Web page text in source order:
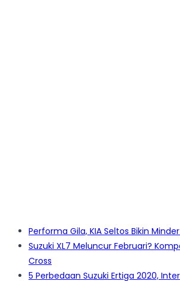
Performa Gila, KIA Seltos Bikin
Suzuki XL7 Meluncur Februari?
Cross
5 Perbedaan Suzuki Ertiga 2020,